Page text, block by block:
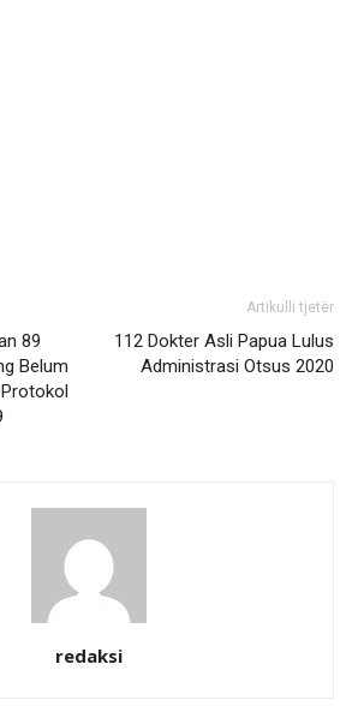
89
Belum
Artikulli tjetër
112 Dokter Asli Papua Lulus
Administrasi Otsus 2020
redaksi